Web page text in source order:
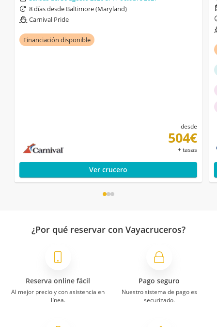
8 días desde Baltimore (Maryland)
Carnival Pride
Financiación disponible
desde
504€
+ tasas
Ver crucero
¿Por qué reservar con Vayacruceros?
Reserva online fácil
Al mejor precio y con asistencia en
línea.
Pago seguro
Nuestro sistema de pago es
securizado.